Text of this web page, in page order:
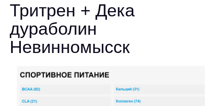
Тритрен + Дека
дураболин
Невинномысск